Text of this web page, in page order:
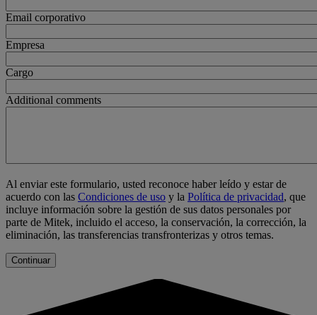
Email corporativo
Empresa
Cargo
Additional comments
Al enviar este formulario, usted reconoce haber leído y estar de
acuerdo con las Condiciones de uso y la Política de privacidad, que
incluye información sobre la gestión de sus datos personales por
parte de Mitek, incluido el acceso, la conservación, la corrección, la
eliminación, las transferencias transfronterizas y otros temas.